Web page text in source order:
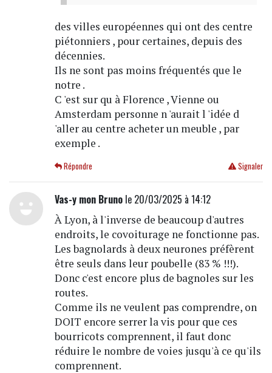
des villes européennes qui ont des centre
piétonniers , pour certaines, depuis des
décennies.
Ils ne sont pas moins fréquentés que le
notre .
C 'est sur qu à Florence , Vienne ou
Amsterdam personne n 'aurait l 'idée d
'aller au centre acheter un meuble , par
exemple .
Signaler
Répondre
Vas-y mon Brunole 20/03/2025 à 14:12
À Lyon, à l'inverse de beaucoup d'autres
endroits, le covoiturage ne fonctionne pas.
Les bagnolards à deux neurones préfèrent
être seuls dans leur poubelle (83 % !!!).
Donc c'est encore plus de bagnoles sur les
routes.
Comme ils ne veulent pas comprendre, on
DOIT encore serrer la vis pour que ces
bourricots comprennent, il faut donc
réduire le nombre de voies jusqu'à ce qu'ils
comprennent.